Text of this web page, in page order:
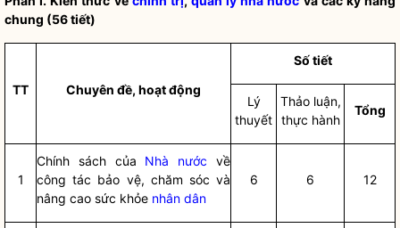
chung (56 tiết)
TT Chuyên đề, hoạt động
Số tiết
Lý
thuyết
Thảo luận,
thực hành
Tổng
1
Chính sách của Nhà nước về
công tác bảo vệ, chăm sóc và
nâng cao sức khỏe nhân dân
6 6 12